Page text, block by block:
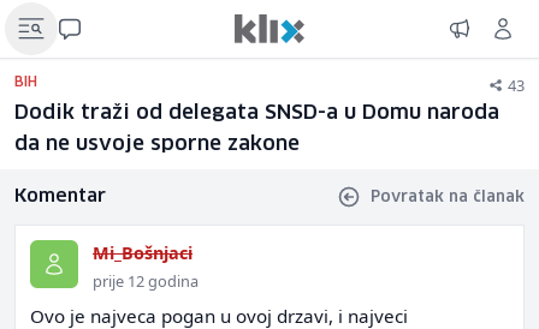
BIH 43
Dodik traži od delegata SNSD-a u Domu naroda
da ne usvoje sporne zakone
Komentar Povratak na članak
Mi_Bošnjaci
prije 12 godina
Ovo je najveca pogan u ovoj drzavi, i najveci